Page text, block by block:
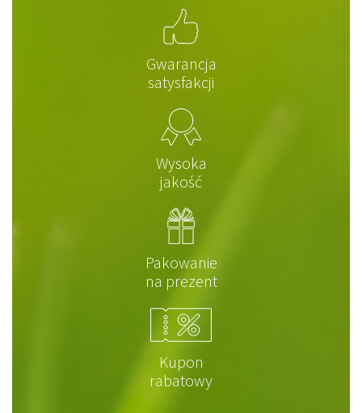
Gwarancja
satysfakcji
Wysoka
jakość
Pakowanie
na prezent
Kupon
rabatowy